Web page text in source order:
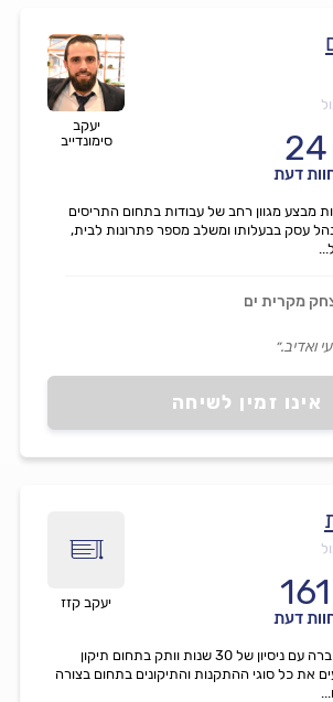
יעקב
סימונדייב
24
דעת
אינו זמין לשיחה
מבצע מגוון רחב של עבודות בתחום התריסים
עסק בבעלותו ומשלב מספר פתרונות לבית,
מקרית ים
ואדיב.״
יעקב קזז 161
דעת
יעקב אחזקות הנה חברה עם ניסיון של 30 שנות וותק בתחום תיקון
את כל סוגי ההתקנות והתיקונים בתחום בצורה